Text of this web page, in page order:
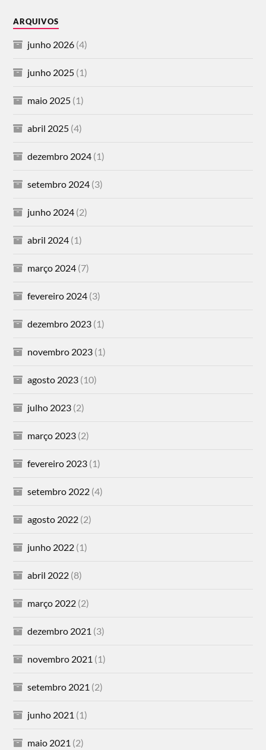
ARQUIVOS
junho 2026 (4)
junho 2025 (1)
maio 2025 (1)
abril 2025 (4)
dezembro 2024 (1)
setembro 2024 (3)
junho 2024 (2)
abril 2024 (1)
março 2024 (7)
fevereiro 2024 (3)
dezembro 2023 (1)
novembro 2023 (1)
agosto 2023 (10)
julho 2023 (2)
março 2023 (2)
fevereiro 2023 (1)
setembro 2022 (4)
agosto 2022 (2)
junho 2022 (1)
abril 2022 (8)
março 2022 (2)
dezembro 2021 (3)
novembro 2021 (1)
setembro 2021 (2)
junho 2021 (1)
maio 2021 (2)